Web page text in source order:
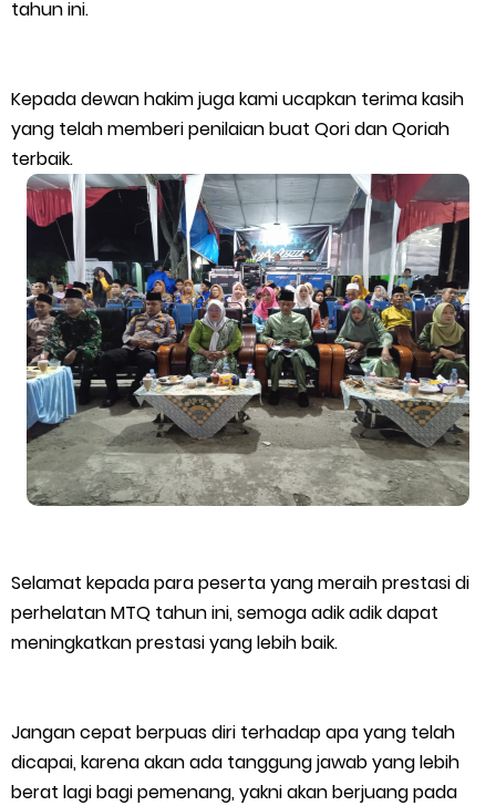
Polsek Tebing Tinggi Cek Ketahanan Pangan P2B Pertanian
Cabe Milik Warga
Sunday, 9 August
tahun ini.
Kepada dewan hakim juga kami ucapkan terima kasih
yang telah memberi penilaian buat Qori dan Qoriah
terbaik.
Selamat kepada para peserta yang meraih prestasi di
perhelatan MTQ tahun ini, semoga adik adik dapat
meningkatkan prestasi yang lebih baik.
Jangan cepat berpuas diri terhadap apa yang telah
dicapai, karena akan ada tanggung jawab yang lebih
berat lagi bagi pemenang, yakni akan berjuang pada